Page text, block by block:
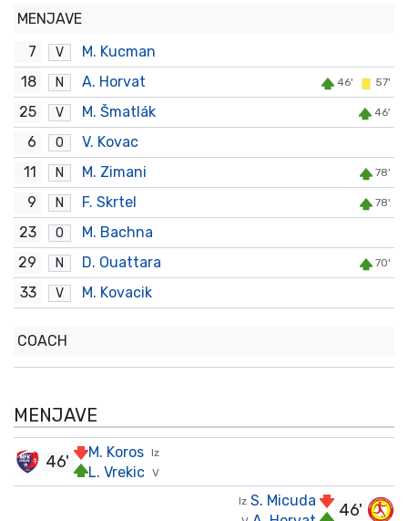
MENJAVE
7
V
M. Kucman
18
N A. Horvat 46' 57'
25 V M. Šmatlák 46'
6 O
V. Kovac
11
N M. Zimani 78'
9 N F. Skrtel 78'
23 O
M. Bachna
29
N D. Ouattara 70'
33 V M. Kovacik
COACH
MENJAVE
Iz
M. Koros
V
L. Vrekic
46'
46'
Iz S. Micuda